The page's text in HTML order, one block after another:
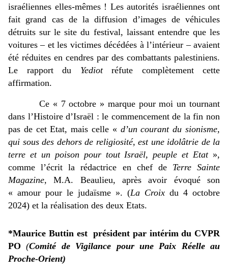
israéliennes elles-mêmes ! Les autorités israéliennes ont
fait grand cas de la diffusion d’images de véhicules
détruits sur le site du festival, laissant entendre que les
voitures – et les victimes décédées à l’intérieur – avaient
été réduites en cendres par des combattants palestiniens.
Le rapport du Yediot réfute complètement cette
affirmation.
Ce « 7 octobre » marque pour moi un tournant
dans l’Histoire d’Israël : le commencement de la fin non
pas de cet Etat, mais celle « d’un courant du sionisme,
qui sous des dehors de religiosité, est une idolâtrie de la
terre et un poison pour tout Israël, peuple et Etat »,
comme l’écrit la rédactrice en chef de Terre Sainte
Magazine, M.A. Beaulieu, après avoir évoqué son
« amour pour le judaïsme ». (La Croix du 4 octobre
2024) et la réalisation des deux Etats.
*Maurice Buttin est  président par intérim du CVPR
PO (Comité de Vigilance pour une Paix Réelle au
Proche-Orient)